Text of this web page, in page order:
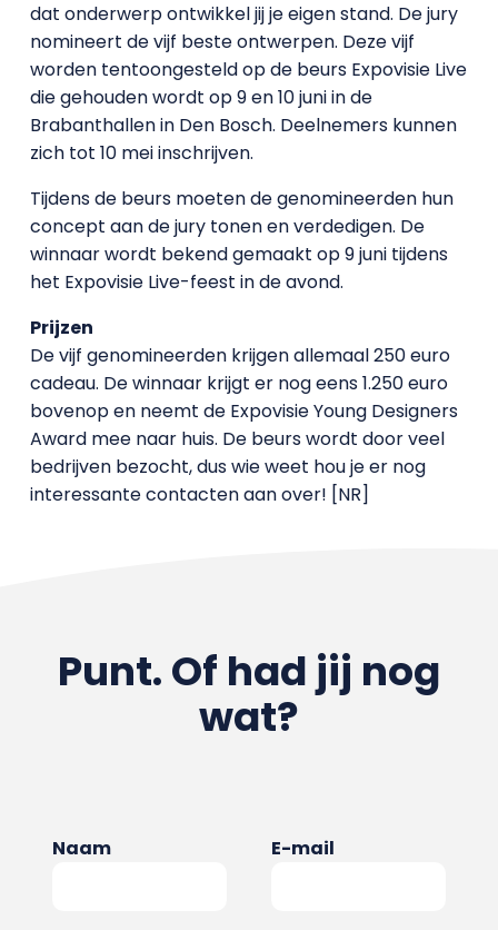
dat onderwerp ontwikkel jij je eigen stand. De jury
nomineert de vijf beste ontwerpen. Deze vijf
worden tentoongesteld op de beurs Expovisie Live
die gehouden wordt op 9 en 10 juni in de
Brabanthallen in Den Bosch. Deelnemers kunnen
zich tot 10 mei inschrijven.
Tijdens de beurs moeten de genomineerden hun
concept aan de jury tonen en verdedigen. De
winnaar wordt bekend gemaakt op 9 juni tijdens
het Expovisie Live-feest in de avond.
Prijzen
De vijf genomineerden krijgen allemaal 250 euro
cadeau. De winnaar krijgt er nog eens 1.250 euro
bovenop en neemt de Expovisie Young Designers
Award mee naar huis. De beurs wordt door veel
bedrijven bezocht, dus wie weet hou je er nog
interessante contacten aan over! [NR]
Punt. Of had jij nog
wat?
Naam E-mail